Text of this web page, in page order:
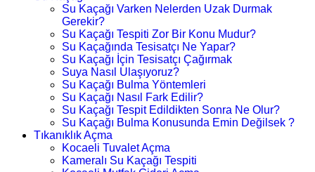
Su Kaçağı Varken Nelerden Uzak Durmak
Gerekir?
Su Kaçağı Tespiti Zor Bir Konu Mudur?
Su Kaçağında Tesisatçı Ne Yapar?
Su Kaçağı İçin Tesisatçı Çağırmak
Suya Nasıl Ulaşıyoruz?
Su Kaçağı Bulma Yöntemleri
Su Kaçağı Nasıl Fark Edilir?
Su Kaçağı Tespit Edildikten Sonra Ne Olur?
Su Kaçağı Bulma Konusunda Emin Değilsek ?
Tıkanıklık Açma
Kocaeli Tuvalet Açma
Kameralı Su Kaçağı Tespiti